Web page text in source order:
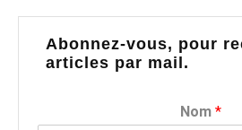
Abonnez-vous, pour
articles par mail.
Nom *